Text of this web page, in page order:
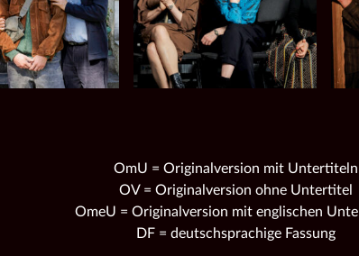
OmU = Originalversion mit Untertiteln
OV = Originalversion ohne Untertitel
OmeU = Originalversion mit englischen
DF = deutschsprachige Fassung